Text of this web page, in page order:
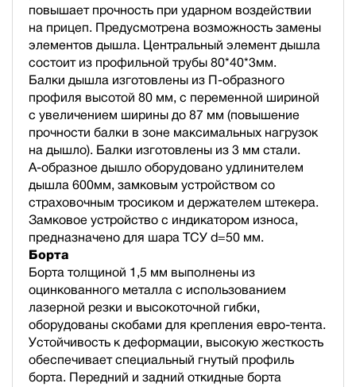
повышает прочность при ударном воздействии
на прицеп. Предусмотрена возможность замены
элементов дышла. Центральный элемент дышла
состоит из профильной трубы 80*40*3мм.
Балки дышла изготовлены из П-образного
профиля высотой 80 мм, с переменной шириной
с увеличением ширины до 87 мм (повышение
прочности балки в зоне максимальных нагрузок
на дышло). Балки изготовлены из 3 мм стали.
А-образное дышло оборудовано удлинителем
дышла 600мм, замковым устройством со
страховочным тросиком и держателем штекера.
Замковое устройство с индикатором износа,
предназначено для шара ТСУ d=50 мм.
Борта
Борта толщиной 1,5 мм выполнены из
оцинкованного металла с использованием
лазерной резки и высокоточной гибки,
оборудованы скобами для крепления евро-тента.
Устойчивость к деформации, высокую жесткость
обеспечивает специальный гнутый профиль
борта. Передний и задний откидные борта